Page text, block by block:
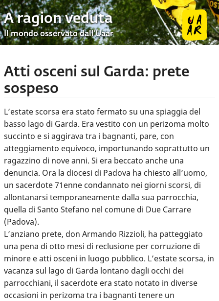
A ragion veduta
Il mondo osservato dall’Uaar
Atti osceni sul Garda: prete
sospeso
L’estate scorsa era stato fermato su una spiaggia del
basso lago di Garda. Era vestito con un perizoma molto
succinto e si aggirava tra i bagnanti, pare, con
atteggiamento equivoco, importunando soprattutto un
ragazzino di nove anni. Si era beccato anche una
denuncia. Ora la diocesi di Padova ha chiesto all’uomo,
un sacerdote 71enne condannato nei giorni scorsi, di
allontanarsi temporaneamente dalla sua parrocchia,
quella di Santo Stefano nel comune di Due Carrare
(Padova).
L’anziano prete, don Armando Rizzioli, ha patteggiato
una pena di otto mesi di reclusione per corruzione di
minore e atti osceni in luogo pubblico. L’estate scorsa, in
vacanza sul lago di Garda lontano dagli occhi dei
parrocchiani, il sacerdote era stato notato in diverse
occasioni in perizoma tra i bagnanti tenere un